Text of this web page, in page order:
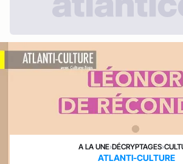
A LA UNE›DÉCRYPTAGES›
ATLANTI-CULTURE